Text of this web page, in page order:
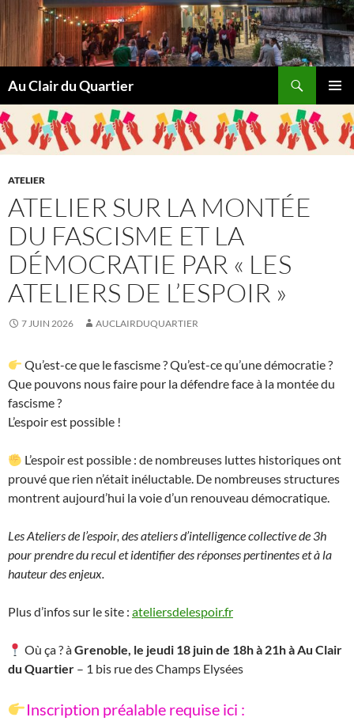
au
contenu
Au Clair du Quartier
MENU
ATELIER
ATELIER SUR LA MONTÉE
DU FASCISME ET LA
DÉMOCRATIE PAR « LES
ATELIERS DE L’ESPOIR »
7 JUIN 2026 AUCLAIRDUQUARTIER
Qu’est-ce que le fascisme ? Qu’est-ce qu’une démocratie ?
Que pouvons nous faire pour la défendre face à la montée du
fascisme ?
L’espoir est possible !
L’espoir est possible : de nombreuses luttes historiques ont
prouvé que rien n’était inéluctable. De nombreuses structures
montrent aujourd’hui la voie d’un renouveau démocratique.
Les Ateliers de l’espoir, des ateliers d’intelligence collective de 3h
pour prendre du recul et identifier des réponses pertinentes et à la
hauteur des enjeux.
Plus d’infos sur le site : ateliersdelespoir.fr
Où ça ? àGrenoble, le jeudi 18 juin de 18h à 21h à Au Clair
du Quartier – 1 bis rue des Champs Elysées
Inscription préalable requise ici :